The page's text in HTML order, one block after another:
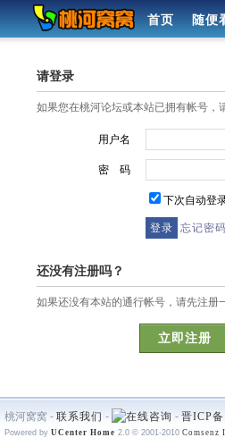
首页 随便
请登录
如果您在桃河论坛或本站已拥有帐号，
用户名
密 码
下次自动登
忘记密
还没有注册吗？
如果还没有本站的通行帐号，请先注册
立即注册
桃河窝窝 - 联系我们 - - 晋ICP
Powered by UCenter Home 2.0 © 2001-2010 Comsenz